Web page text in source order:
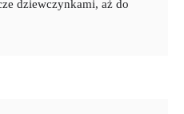
dziewczynkami, aż do